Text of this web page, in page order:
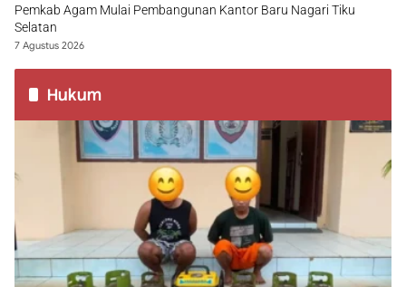
Pemkab Agam Mulai Pembangunan Kantor Baru Nagari Tiku
Selatan
7 Agustus 2026
Hukum